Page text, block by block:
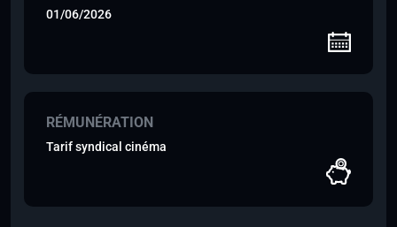
01/06/2026
RÉMUNÉRATION
Tarif syndical cinéma